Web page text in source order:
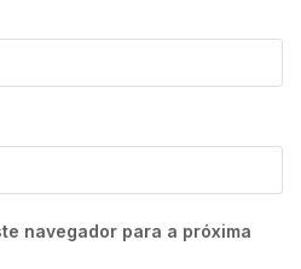
navegador para a próxima